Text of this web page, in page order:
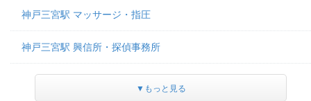
神戸三宮駅 マッサージ・指圧
神戸三宮駅 興信所・探偵事務所
▼もっと見る